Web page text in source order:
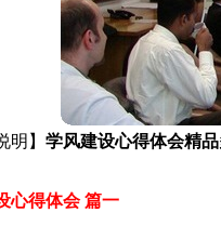
明】 学风建设心得体会精
心得体会 篇一